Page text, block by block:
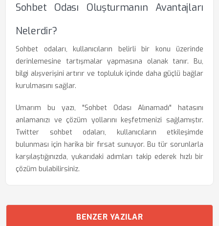
Sohbet Odası Oluşturmanın Avantajları
Nelerdir?
Sohbet odaları, kullanıcıların belirli bir konu üzerinde
derinlemesine tartışmalar yapmasına olanak tanır. Bu,
bilgi alışverişini artırır ve topluluk içinde daha güçlü bağlar
kurulmasını sağlar.
Umarım bu yazı, "Sohbet Odası Alınamadı" hatasını
anlamanızı ve çözüm yollarını keşfetmenizi sağlamıştır.
Twitter sohbet odaları, kullanıcıların etkileşimde
bulunması için harika bir fırsat sunuyor. Bu tür sorunlarla
karşılaştığınızda, yukarıdaki adımları takip ederek hızlı bir
çözüm bulabilirsiniz.
BENZER YAZILAR